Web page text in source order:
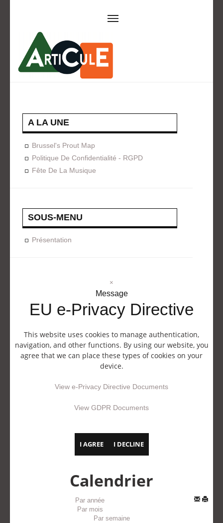
ARTICULE ASBL
Présentation
Concerts
Expositions
Design For Everyone
Publications
FORMATION
Programmées
A La Demande
A LA UNE
Brussel's Prout Map
Politique De Confidentialité - RGPD
Fête De La Musique
SOUS-MENU
Présentation
×
Message
EU e-Privacy Directive
This website uses cookies to manage authentication,
navigation, and other functions. By using our website, you
agree that we can place these types of cookies on your
device.
View e-Privacy Directive Documents
View GDPR Documents
I AGREE I DECLINE
Calendrier
Par année
Par mois
Par semaine